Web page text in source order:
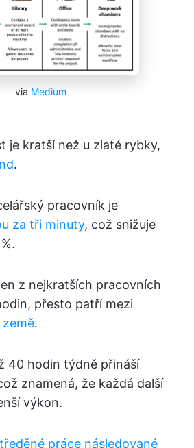
via Medium
je kratší než u zlaté rybky,
.
pracovník je
za tři minuty, což snižuje
z nejkratších pracovních
přesto patří mezi
.
40 hodin týdně přináší
znamená, že každá další
výkon.
práce následované